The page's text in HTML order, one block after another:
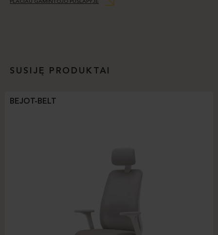
PLAČIAU GAMINTOJO PUSLAPYJE
SUSIJĘ PRODUKTAI
BEJOT-BELT